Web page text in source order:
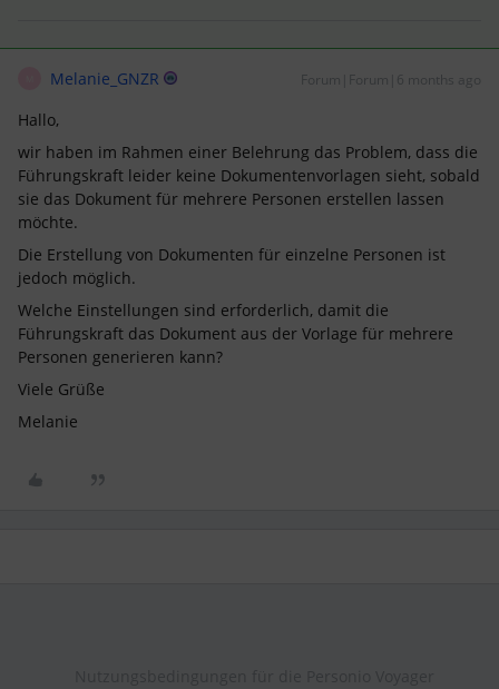
Melanie_GNZR Forum|Forum|6 months ago
Hallo,
wir haben im Rahmen einer Belehrung das Problem, dass die
Führungskraft leider keine Dokumentenvorlagen sieht, sobald
sie das Dokument für mehrere Personen erstellen lassen
möchte.
Die Erstellung von Dokumenten für einzelne Personen ist
jedoch möglich.
Welche Einstellungen sind erforderlich, damit die
Führungskraft das Dokument aus der Vorlage für mehrere
Personen generieren kann?
Viele Grüße
Melanie